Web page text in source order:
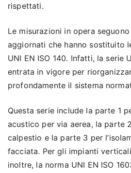
rispettati.
Le misurazioni in opera
aggiornati che hanno sostituito
UNI EN ISO 140. Infatti, la serie
entrata in vigore per
profondamente il sistema
Questa serie include la parte 1
acustico per via aerea, la parte
calpestio e la parte 3 per
facciata. Per gli impianti
inoltre, la norma UNI EN ISO